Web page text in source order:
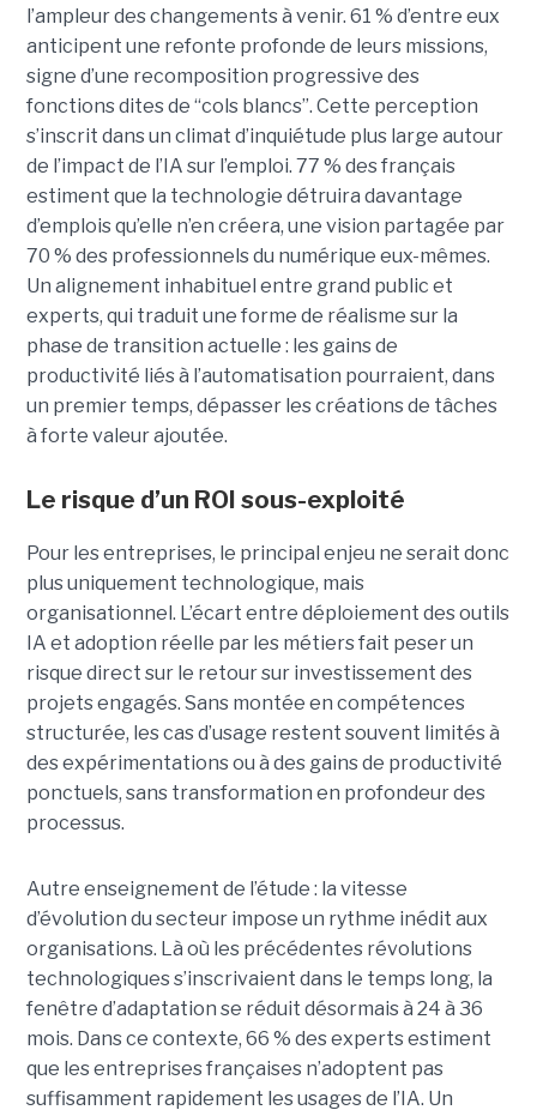
l’ampleur des changements à venir. 61 % d’entre eux
anticipent une refonte profonde de leurs missions,
signe d’une recomposition progressive des
fonctions dites de “cols blancs”. Cette perception
s’inscrit dans un climat d’inquiétude plus large autour
de l’impact de l’IA sur l’emploi. 77 % des français
estiment que la technologie détruira davantage
d’emplois qu’elle n’en créera, une vision partagée par
70 % des professionnels du numérique eux-mêmes.
Un alignement inhabituel entre grand public et
experts, qui traduit une forme de réalisme sur la
phase de transition actuelle : les gains de
productivité liés à l’automatisation pourraient, dans
un premier temps, dépasser les créations de tâches
à forte valeur ajoutée.
Le risque d’un ROI sous-exploité
Pour les entreprises, le principal enjeu ne serait donc
plus uniquement technologique, mais
organisationnel. L’écart entre déploiement des outils
IA et adoption réelle par les métiers fait peser un
risque direct sur le retour sur investissement des
projets engagés. Sans montée en compétences
structurée, les cas d’usage restent souvent limités à
des expérimentations ou à des gains de productivité
ponctuels, sans transformation en profondeur des
processus.
Autre enseignement de l’étude : la vitesse
d’évolution du secteur impose un rythme inédit aux
organisations. Là où les précédentes révolutions
technologiques s’inscrivaient dans le temps long, la
fenêtre d’adaptation se réduit désormais à 24 à 36
mois. Dans ce contexte, 66 % des experts estiment
que les entreprises françaises n’adoptent pas
suffisamment rapidement les usages de l’IA. Un